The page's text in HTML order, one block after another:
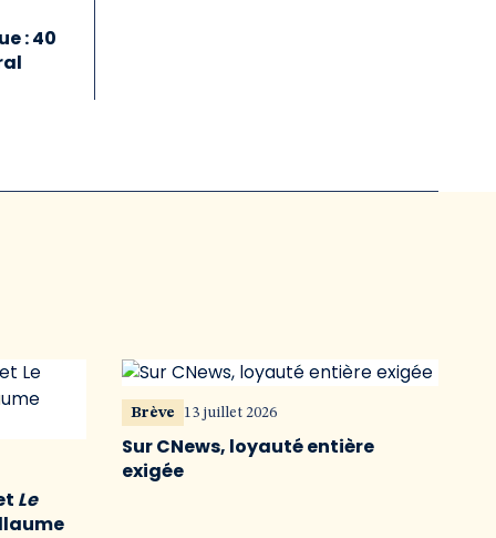
: 40
Le
Brève 13 juillet 2026
Sur CNews, loyauté entière
exigée